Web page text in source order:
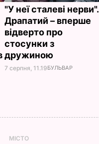
"У неї сталеві нерви".
Драпатий – вперше
відверто про
стосунки з
дружиною
7 серпня, 11.19БУЛЬВАР
МІСТО